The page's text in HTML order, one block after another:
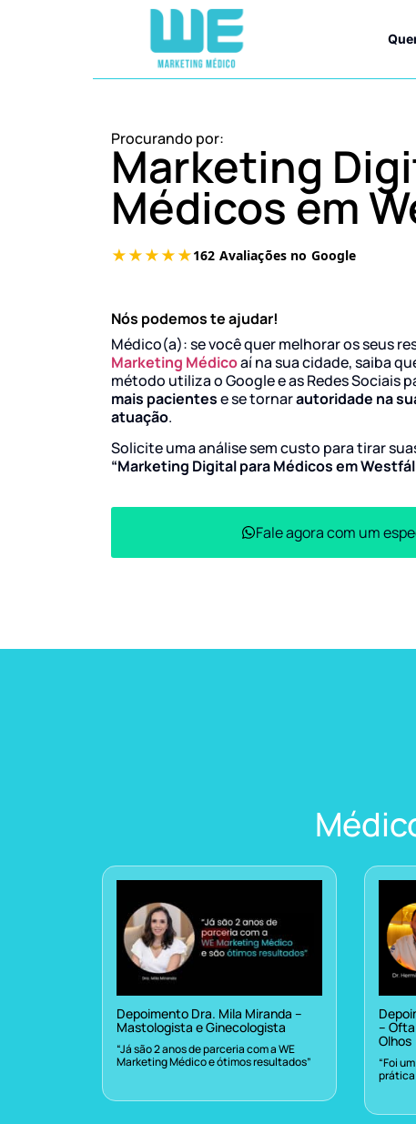
Procurando por:
Marketing
Médicos em
Nós podemos te ajudar!
Médico(a): se você quer melhorar os seus
Marketing Médicoaí na sua cidade, saiba
método utiliza o Google e as Redes Sociais
mais pacientese se tornarautoridade na
atuação.
Solicite uma análise sem custo para tirar
“Marketing Digital para Médicos em
Fale agora com um
Depoimento Dra. Mila Miranda –
Mastologista e Ginecologista
“Já são 2 anos de parceria com a WE
Marketing Médico e ótimos resultados”
–
Olhos
“Foi
prática